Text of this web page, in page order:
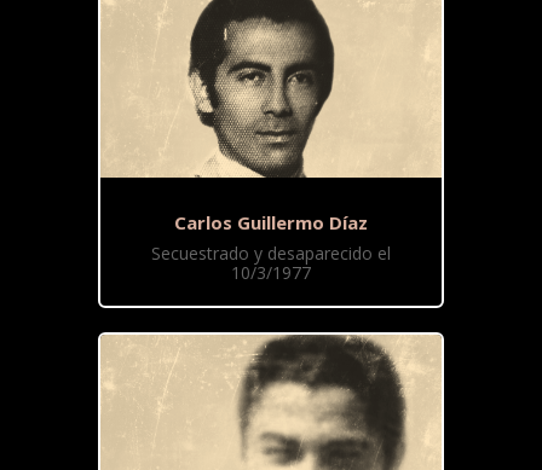
Carlos Guillermo Díaz
Secuestrado y desaparecido el
10/3/1977